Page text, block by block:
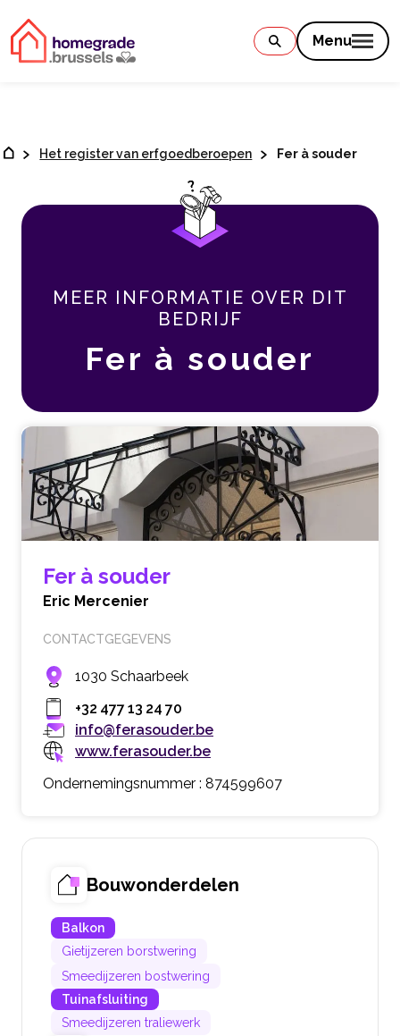
Menu
Het register van erfgoedberoepen Fer à souder
MEER INFORMATIE OVER DIT
BEDRIJF
Fer à souder
Fer à souder
Eric Mercenier
CONTACTGEGEVENS
1030 Schaarbeek
+32 477 13 24 70
info@ferasouder.be
www.ferasouder.be
Ondernemingsnummer : 874599607
Bouwonderdelen
Balkon
Gietijzeren borstwering
Smeedijzeren bostwering
Tuinafsluiting
Smeedijzeren traliewerk